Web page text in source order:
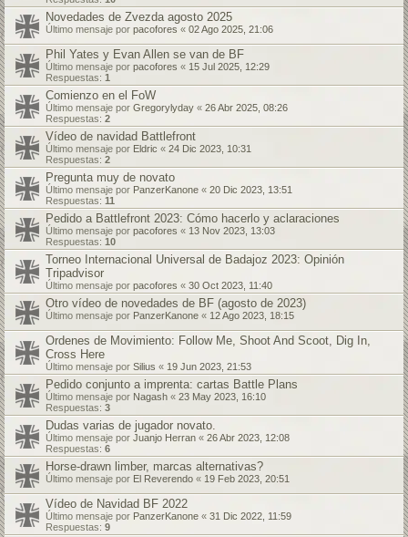
Novedades de Zvezda agosto 2025
Último mensaje por pacofores « 02 Ago 2025, 21:06
Phil Yates y Evan Allen se van de BF
Último mensaje por pacofores « 15 Jul 2025, 12:29
Respuestas: 1
Comienzo en el FoW
Último mensaje por Gregorylyday « 26 Abr 2025, 08:26
Respuestas: 2
Vídeo de navidad Battlefront
Último mensaje por Eldric « 24 Dic 2023, 10:31
Respuestas: 2
Pregunta muy de novato
Último mensaje por PanzerKanone « 20 Dic 2023, 13:51
Respuestas: 11
Pedido a Battlefront 2023: Cómo hacerlo y aclaraciones
Último mensaje por pacofores « 13 Nov 2023, 13:03
Respuestas: 10
Torneo Internacional Universal de Badajoz 2023: Opinión
Tripadvisor
Último mensaje por pacofores « 30 Oct 2023, 11:40
Otro vídeo de novedades de BF (agosto de 2023)
Último mensaje por PanzerKanone « 12 Ago 2023, 18:15
Ordenes de Movimiento: Follow Me, Shoot And Scoot, Dig In,
Cross Here
Último mensaje por Silius « 19 Jun 2023, 21:53
Pedido conjunto a imprenta: cartas Battle Plans
Último mensaje por Nagash « 23 May 2023, 16:10
Respuestas: 3
Dudas varias de jugador novato.
Último mensaje por Juanjo Herran « 26 Abr 2023, 12:08
Respuestas: 6
Horse-drawn limber, marcas alternativas?
Último mensaje por El Reverendo « 19 Feb 2023, 20:51
Vídeo de Navidad BF 2022
Último mensaje por PanzerKanone « 31 Dic 2022, 11:59
Respuestas: 9